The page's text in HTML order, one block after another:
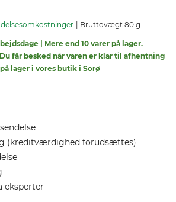
Bruttovægt 80 g
| Mere end 10 varer på lager.
får besked når varen er klar til afhentning
lager i vores butik i Sorø
(kreditværdighed forudsættes)
eksperter